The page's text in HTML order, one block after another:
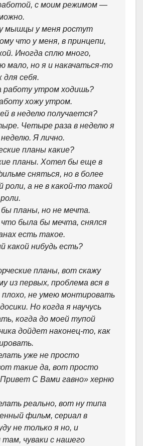
с моим режимом —
мышцы у меня ростут
что у меня, в принцепи,
Иногда сплю много,
мало, но я и накачаться-то
для себя.
утром ходишь?
хожу утром.
в неделю получается?
Четыре раза в неделю я
Я лично.
планы какие?
планы. Хотел бы еще в
сняться, но в более
роли, а не в какой-то такой
планы, но не мечта.
была бы мечта, снялся
есть такое.
какой нибудь есть?
планы, вот скажу
из первых, проблема вся в
не умею монтировать
Но когда я научусь
когда до моей тупой
дойдет наконец-то, как
уже не просто
такие да, вот просто
С Вами гавно» херню
реально, вот ну типа
фильм, сериал в
не только я но, и
чуваки с нашего